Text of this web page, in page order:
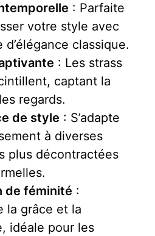
: Parfaite
votre style avec
classique.
: Les strass
captant la
regards.
de style : S’adapte
à diverses
plus décontractées
de féminité :
la grâce et la
idéale pour les